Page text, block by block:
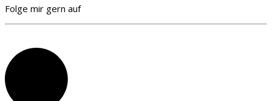
Folge mir gern auf